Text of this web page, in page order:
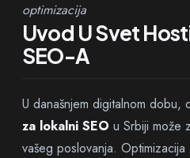
optimizacija
Uvod U Svet
SEO-A
U današnjem digitalnom dobu,
za lokalni SEO u Srbiji može
vašeg poslovanja.